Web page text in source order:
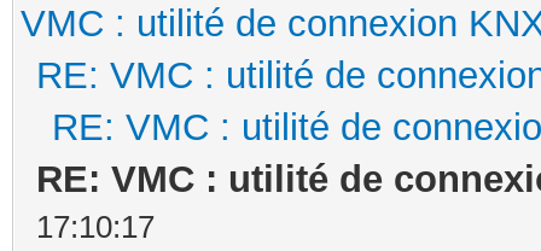
VMC : utilité de connexion
RE: VMC : utilité de
RE: VMC : utilité de
RE: VMC : utilité de
17:10:17